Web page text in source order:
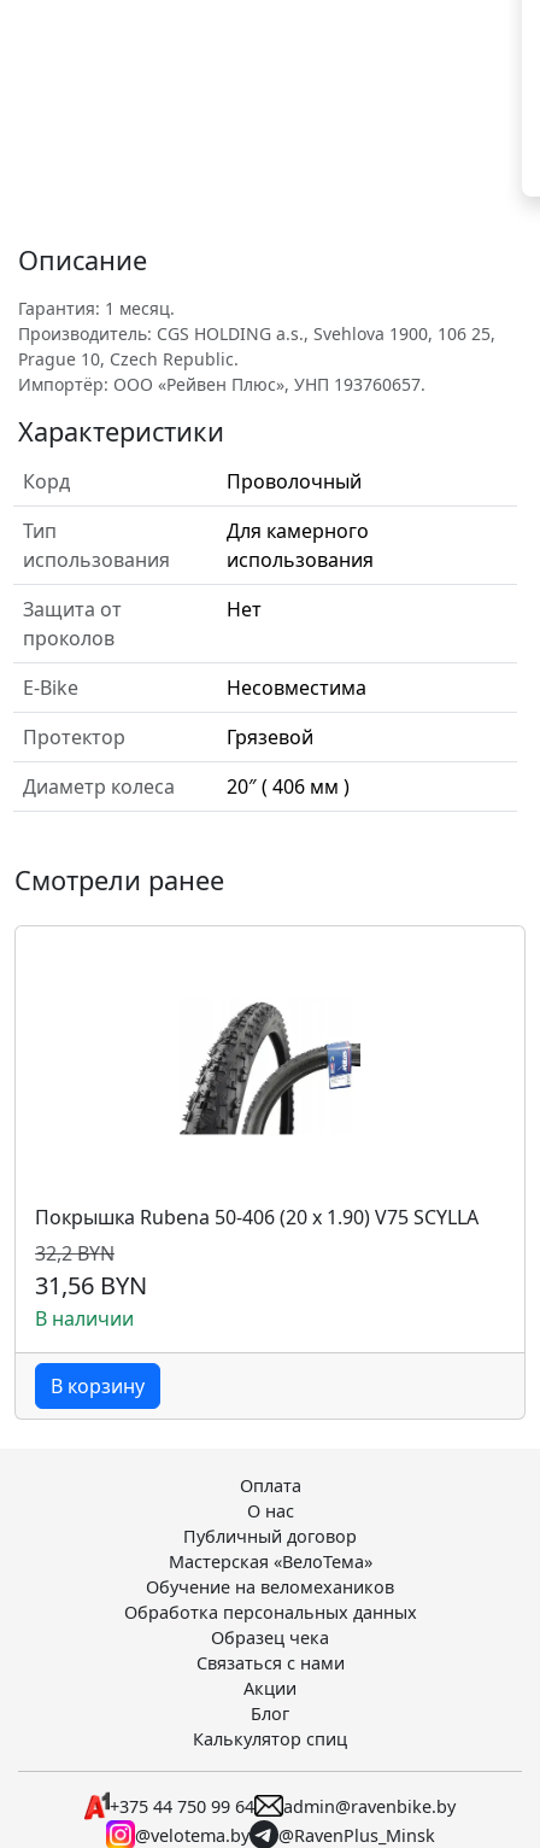
Описание
Гарантия: 1 месяц.
Производитель: CGS HOLDING a.s., Svehlova 1900, 106 25,
Prague 10, Czech Republic.
Импортёр: ООО «Рейвен Плюс», УНП 193760657.
Характеристики
Корд
Проволочный
Тип
использования
Для камерного
использования
Защита от
проколов
Нет
E-Bike
Несовместима
Протектор
Грязевой
Диаметр колеса
20″ ( 406 мм )
Смотрели ранее
Покрышка Rubena 50-406 (20 x 1.90) V75 SCYLLA
32,2 BYN
31,56 BYN
В наличии
В корзину
Оплата
О нас
Публичный договор
Мастерская «ВелоТема»
Обучение на веломехаников
Обработка персональных данных
Образец чека
Связаться с нами
Акции
Блог
Калькулятор спиц
+375 44 750 99 64
admin@ravenbike.by
@velotema.by
@RavenPlus_Minsk